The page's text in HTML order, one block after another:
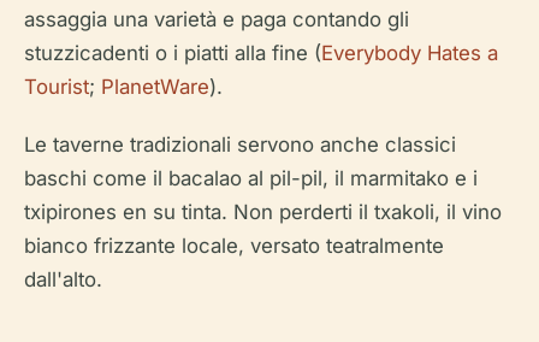
assaggia una varietà e paga contando gli
stuzzicadenti o i piatti alla fine (Everybody Hates a
Tourist; PlanetWare).
Le taverne tradizionali servono anche classici
baschi come il bacalao al pil-pil, il marmitako e i
txipirones en su tinta. Non perderti il txakoli, il vino
bianco frizzante locale, versato teatralmente
dall'alto.